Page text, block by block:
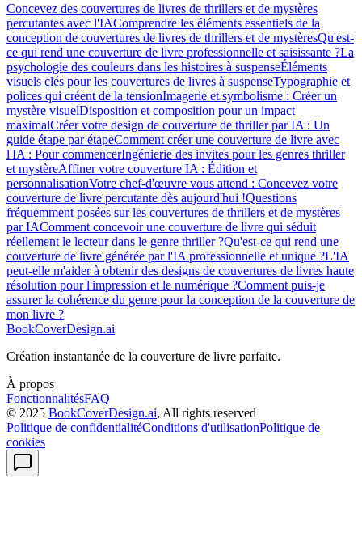
Concevez des couvertures de livres de thrillers et de mystères
percutantes avec l'IAComprendre les éléments essentiels de la
conception de couvertures de livres de thrillers et de mystèresQu'est-
ce qui rend une couverture de livre professionnelle et saisissante ?La
psychologie des couleurs dans les histoires à suspenseÉléments
visuels clés pour les couvertures de livres à suspenseTypographie et
polices qui créent de la tensionImagerie et symbolisme : Créer un
mystère visuelDisposition et composition pour un impact
maximalCréer votre design de couverture de thriller par IA : Un
guide étape par étapeComment créer une couverture de livre avec
l'IA : Pour commencerIngénierie des invites pour les genres thriller
et mystèreAffiner votre couverture IA : Édition et
personnalisationVotre chef-d'œuvre vous attend : Concevez votre
couverture de livre percutante dès aujourd'hui !Questions
fréquemment posées sur les couvertures de thrillers et de mystères
par IAComment concevoir une couverture de livre qui séduit
réellement le lecteur dans le genre thriller ?Qu'est-ce qui rend une
couverture de livre générée par l'IA professionnelle et unique ?L'IA
peut-elle m'aider à obtenir des designs de couvertures de livres haute
résolution pour l'impression et le numérique ?Comment puis-je
assurer la cohérence du genre pour la conception de la couverture de
mon livre ?
BookCoverDesign.ai
Création instantanée de la couverture de livre parfaite.
À propos
FonctionnalitésFAQ
© 2025 BookCoverDesign.ai, All rights reserved
Politique de confidentialitéConditions d'utilisationPolitique de
cookies